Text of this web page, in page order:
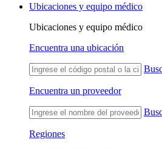
Ubicaciones y equipo médico
Ubicaciones y equipo médico
Encuentra una ubicación
Encuentra un proveedor
Regiones